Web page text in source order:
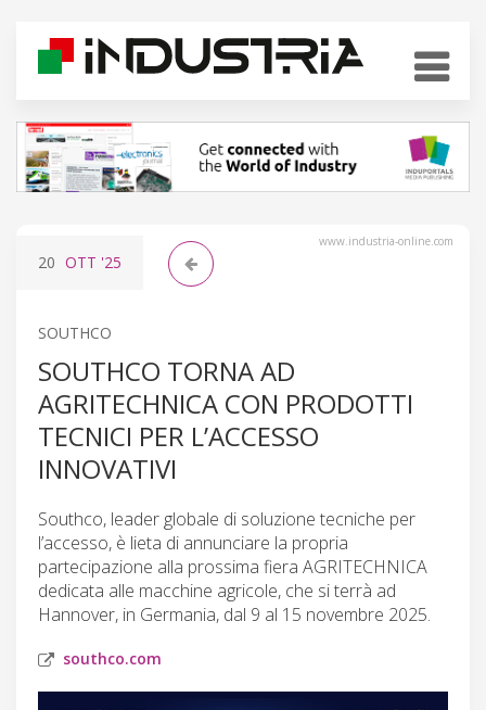
www.industria-online.com
20 OTT '25
SOUTHCO
SOUTHCO TORNA AD
AGRITECHNICA CON PRODOTTI
TECNICI PER L’ACCESSO
INNOVATIVI
Southco, leader globale di soluzione tecniche per
l’accesso, è lieta di annunciare la propria
partecipazione alla prossima fiera AGRITECHNICA
dedicata alle macchine agricole, che si terrà ad
Hannover, in Germania, dal 9 al 15 novembre 2025.
southco.com